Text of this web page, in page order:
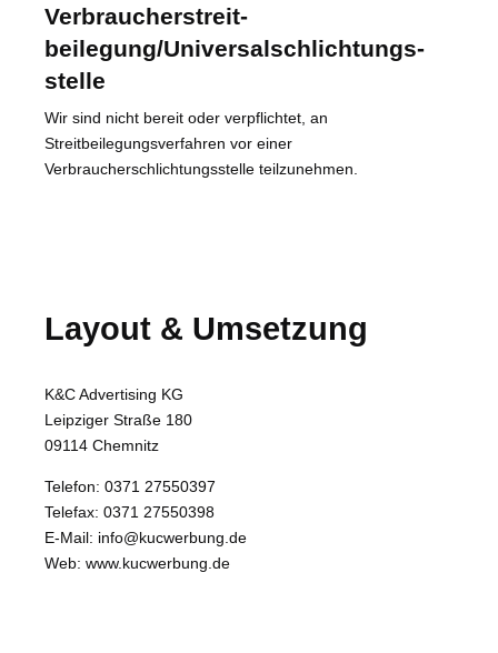
Verbraucher­streit­
beilegung/Universal­schlichtungs­
stelle
Wir sind nicht bereit oder verpflichtet, an
Streitbeilegungsverfahren vor einer
Verbraucherschlichtungsstelle teilzunehmen.
Layout & Umsetzung
K&C Advertising KG
Leipziger Straße 180
09114 Chemnitz
Telefon: 0371 27550397
Telefax: 0371 27550398
E-Mail: info@kucwerbung.de
Web: www.kucwerbung.de